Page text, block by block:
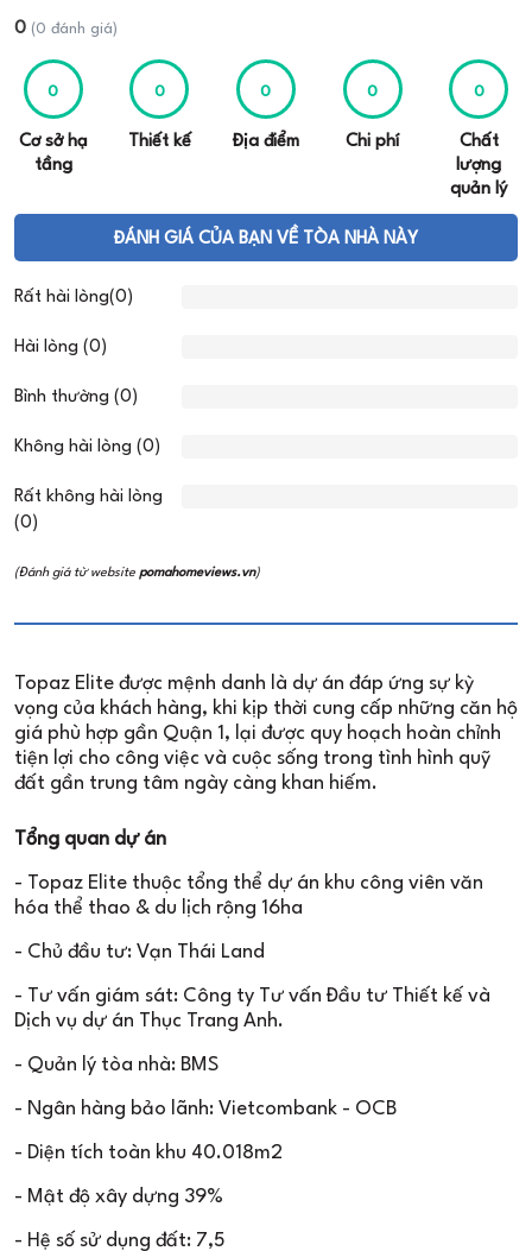
0 (0 đánh giá)
0
Cơ sở hạ
tầng
0
Thiết kế
0
Địa điểm
0
Chi phí
0
Chất
lượng
quản lý
ĐÁNH GIÁ CỦA BẠN VỀ TÒA NHÀ NÀY
Rất hài lòng(0)
Hài lòng (0)
Bình thường (0)
Không hài lòng (0)
Rất không hài lòng
(0)
(Đánh giá từ website pomahomeviews.vn)
Topaz Elite được mệnh danh là dự án đáp ứng sự kỳ
vọng của khách hàng, khi kịp thời cung cấp những căn hộ
giá phù hợp gần Quận 1, lại được quy hoạch hoàn chỉnh
tiện lợi cho công việc và cuộc sống trong tình hình quỹ
đất gần trung tâm ngày càng khan hiếm.
Tổng quan dự án
- Topaz Elite thuộc tổng thể dự án khu công viên văn
hóa thể thao & du lịch rộng 16ha
- Chủ đầu tư: Vạn Thái Land
- Tư vấn giám sát: Công ty Tư vấn Đầu tư Thiết kế và
Dịch vụ dự án Thục Trang Anh.
- Quản lý tòa nhà: BMS
- Ngân hàng bảo lãnh: Vietcombank - OCB
- Diện tích toàn khu 40.018m2
- Mật độ xây dựng 39%
- Hệ số sử dụng đất: 7,5